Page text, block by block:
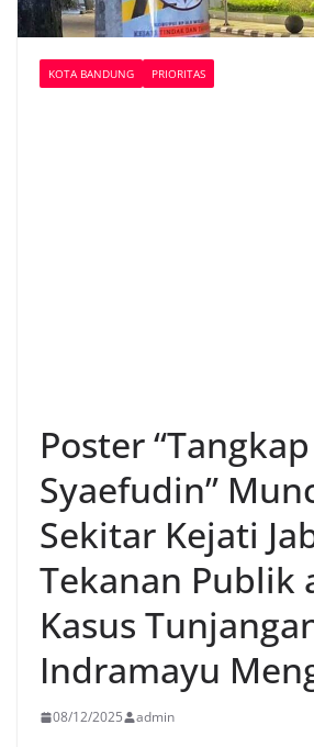
KOTA BANDUNG PRIORITAS
Poster “Tangkap
Syaefudin”
Sekitar Kejati
Tekanan Publik
Kasus
Indramayu
08/12/2025 admin